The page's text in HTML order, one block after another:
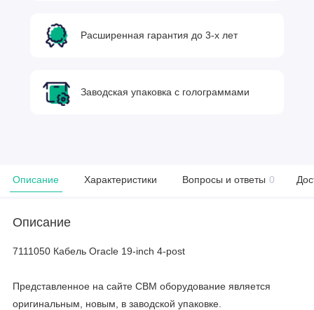
Расширенная гарантия до 3-х лет
Заводская упаковка с голограммами
Описание Характеристики Вопросы и ответы 0
Описание
7111050 Кабель Oracle 19-inch 4-post
Представленное на сайте CBM оборудование является
оригинальным, новым, в заводской упаковке.